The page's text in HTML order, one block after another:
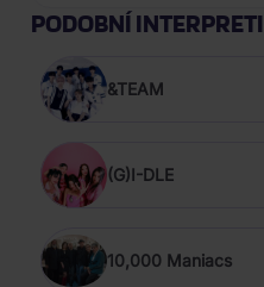
PODOBNÍ INTERPRETI
&TEAM
(G)I-DLE
10,000 Maniacs